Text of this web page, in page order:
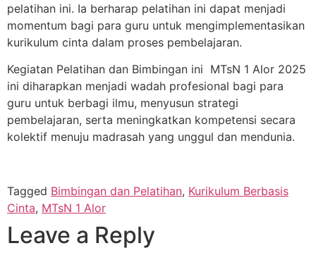
pelatihan ini. Ia berharap pelatihan ini dapat menjadi
momentum bagi para guru untuk mengimplementasikan
kurikulum cinta dalam proses pembelajaran.
Kegiatan Pelatihan dan Bimbingan ini MTsN 1 Alor 2025
ini diharapkan menjadi wadah profesional bagi para
guru untuk berbagi ilmu, menyusun strategi
pembelajaran, serta meningkatkan kompetensi secara
kolektif menuju madrasah yang unggul dan mendunia.
Tagged Bimbingan dan Pelatihan, Kurikulum Berbasis
Cinta, MTsN 1 Alor
Leave a Reply